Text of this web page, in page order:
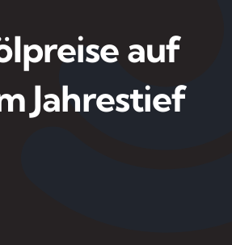
auf
Jahrestief